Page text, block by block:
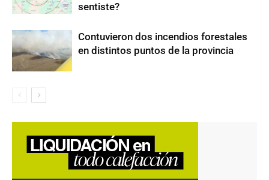
sentiste?
Contuvieron dos incendios forestales
en distintos puntos de la provincia